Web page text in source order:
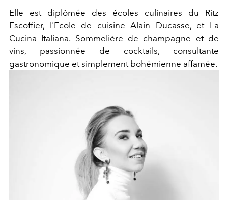
Elle est diplômée des écoles culinaires du Ritz
Escoffier, l'Ecole de cuisine Alain Ducasse, et La
Cucina Italiana. Sommelière de champagne et de
vins, passionnée de cocktails, consultante
gastronomique et simplement bohémienne affamée.